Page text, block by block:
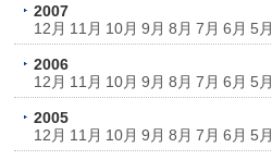
2007
12月 11月 10月 9月 8月 7月 6月 5月
2006
12月 11月 10月 9月 8月 7月 6月 5月
2005
12月 11月 10月 9月 8月 7月 6月 5月